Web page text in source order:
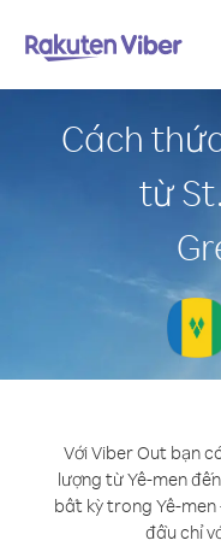
Cách
từ
Với Viber Out bạn
lượng từ Yê-men
bất kỳ trong Yê-
đầu chỉ